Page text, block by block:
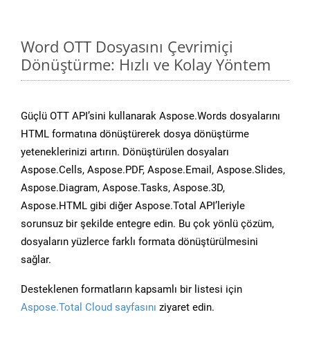
Word OTT Dosyasını Çevrimiçi
Dönüştürme: Hızlı ve Kolay Yöntem
Güçlü OTT API’sini kullanarak Aspose.Words dosyalarını
HTML formatına dönüştürerek dosya dönüştürme
yeteneklerinizi artırın. Dönüştürülen dosyaları
Aspose.Cells, Aspose.PDF, Aspose.Email, Aspose.Slides,
Aspose.Diagram, Aspose.Tasks, Aspose.3D,
Aspose.HTML gibi diğer Aspose.Total API’leriyle
sorunsuz bir şekilde entegre edin. Bu çok yönlü çözüm,
dosyaların yüzlerce farklı formata dönüştürülmesini
sağlar.
Desteklenen formatların kapsamlı bir listesi için
Aspose.Total Cloud sayfasını ziyaret edin.